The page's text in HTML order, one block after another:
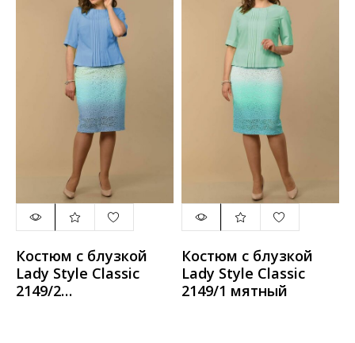
Костюм с блузкой
Lady Style Classic
2149/2
Костюм с блузкой
Lady Style Classic
2149/1 мятный